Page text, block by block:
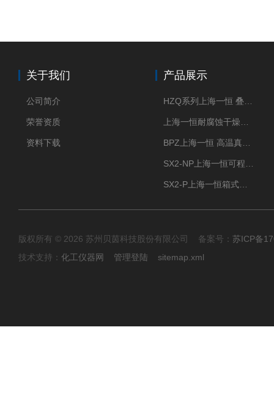
关于我们
公司简介
荣誉资质
资料下载
产品展示
版权所有 © 2026 苏州贝茵科技股份有限公司 备案号： 苏ICP备
技术支持： 化工仪器网 管理登陆 sitemap.xml